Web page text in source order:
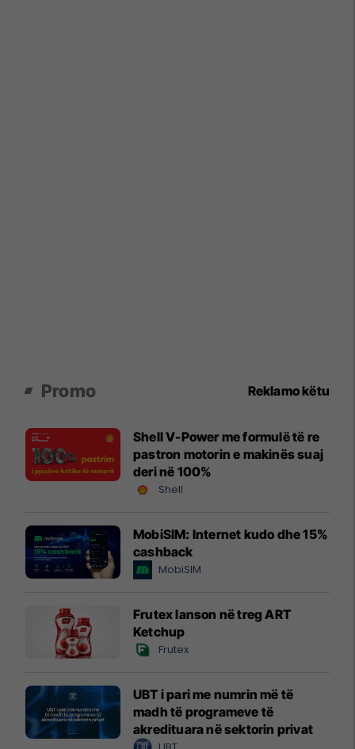
Promo Reklamo këtu
Shell V-Power me formulë të re
pastron motorin e makinës suaj
deri në 100%
Shell
MobiSIM: Internet kudo dhe 15%
cashback
MobiSIM
Frutex lanson në treg ART
Ketchup
Frutex
UBT i pari me numrin më të
madh të programeve të
akredituara në sektorin privat